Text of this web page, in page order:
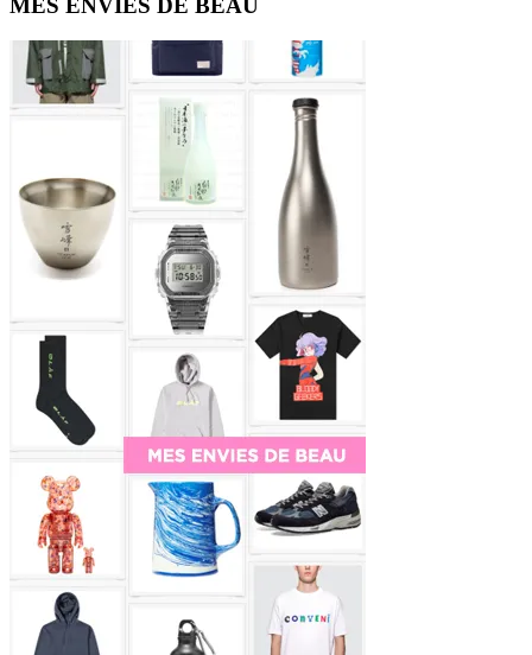
Primary
Sidebar